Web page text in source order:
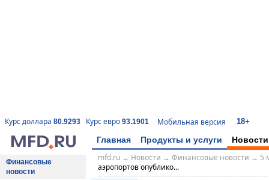
Курс доллара 80.9293 Курс евро 93.1901 Мобильная версия 18+
Главная Продукты и услуги Новости
Финансовые
новости
mfd.ru→ Новости → Финансовые новости → 5
аэропортов опублико...